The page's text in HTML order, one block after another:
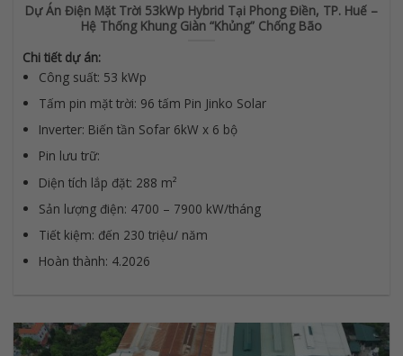
Dự Án Điện Mặt Trời 53kWp Hybrid Tại Phong Điền, TP. Huế –
Hệ Thống Khung Giàn “Khủng” Chống Bão
Chi tiết dự án:
Công suất: 53 kWp
Tấm pin mặt trời: 96 tấm Pin Jinko Solar
Inverter: Biến tần Sofar 6kW x 6 bộ
Pin lưu trữ:
Diện tích lắp đặt: 288 m²
Sản lượng điện: 4700 – 7900 kW/tháng
Tiết kiệm: đến 230 triệu/ năm
Hoàn thành: 4.2026